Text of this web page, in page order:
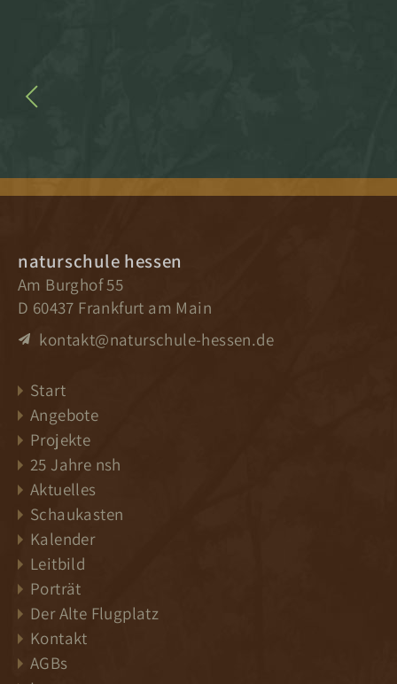
naturschule hessen
Am Burghof 55
D 60437 Frankfurt am Main
kontakt@naturschule-hessen.de
Start
Angebote
Projekte
25 Jahre nsh
Aktuelles
Schaukasten
Kalender
Leitbild
Porträt
Der Alte Flugplatz
Kontakt
AGBs